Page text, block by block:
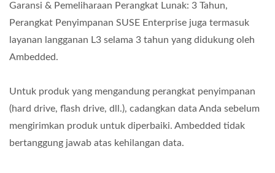
Garansi & Pemeliharaan Perangkat Lunak: 3 Tahun,
Perangkat Penyimpanan SUSE Enterprise juga termasuk
layanan langganan L3 selama 3 tahun yang didukung oleh
Ambedded.
Untuk produk yang mengandung perangkat penyimpanan
(hard drive, flash drive, dll.), cadangkan data Anda sebelum
mengirimkan produk untuk diperbaiki. Ambedded tidak
bertanggung jawab atas kehilangan data.